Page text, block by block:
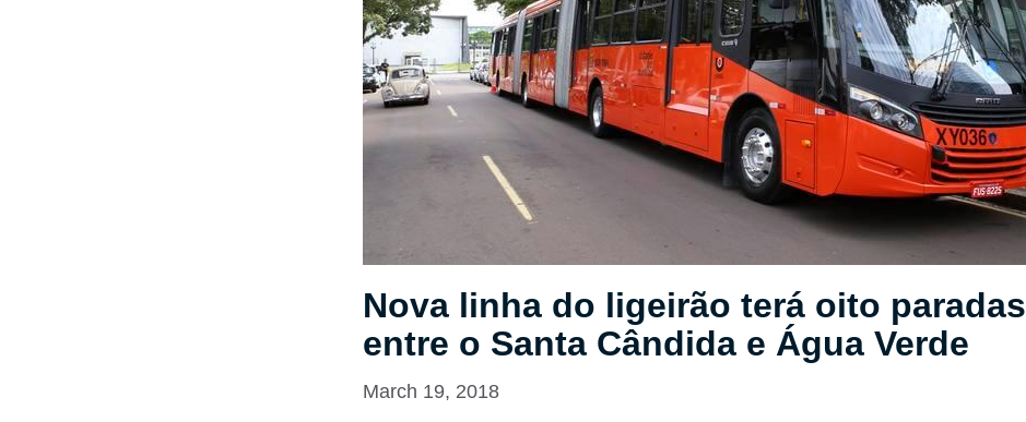
Nova linha do ligeirão terá oito paradas
entre o Santa Cândida e Água Verde
March 19, 2018